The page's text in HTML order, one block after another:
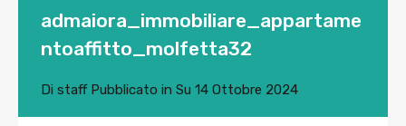
admaiora_immobiliare_appartame
ntoaffitto_molfetta32
Di staffPubblicato in Su 14 Ottobre 2024